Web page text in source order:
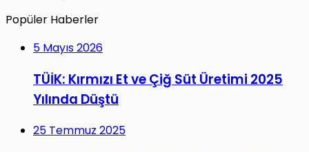
Popüler Haberler
5 Mayıs 2026
TÜİK: Kırmızı Et ve Çiğ Süt Üretimi 2025
Yılında Düştü
25 Temmuz 2025